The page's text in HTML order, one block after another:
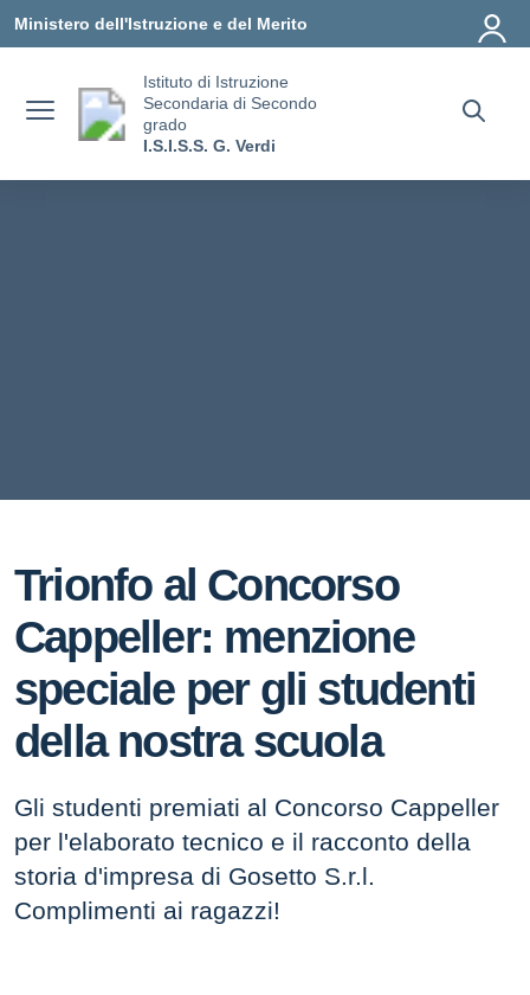
Ministero dell'Istruzione e del Merito
Istituto di Istruzione
Secondaria di Secondo
grado
I.S.I.S.S. G. Verdi
Trionfo al Concorso
Cappeller: menzione
speciale per gli studenti
della nostra scuola
Gli studenti premiati al Concorso Cappeller
per l'elaborato tecnico e il racconto della
storia d'impresa di Gosetto S.r.l.
Complimenti ai ragazzi!